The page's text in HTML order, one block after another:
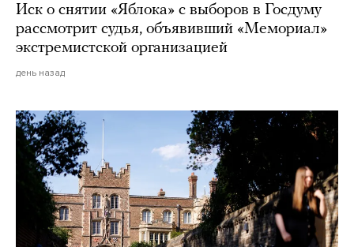
Иск о снятии «Яблока» с выборов в Госдуму
рассмотрит судья, объявивший «Мемориал»
экстремистской организацией
день назад